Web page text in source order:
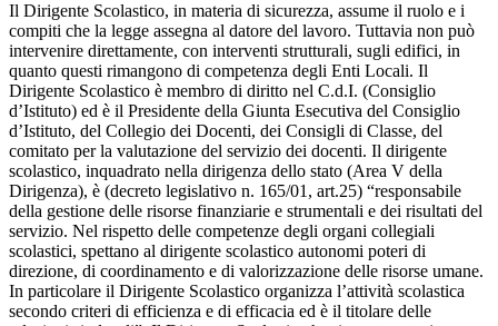
Il Dirigente Scolastico, in materia di sicurezza, assume il ruolo e i
compiti che la legge assegna al datore del lavoro. Tuttavia non può
intervenire direttamente, con interventi strutturali, sugli edifici, in
quanto questi rimangono di competenza degli Enti Locali. Il
Dirigente Scolastico è membro di diritto nel C.d.I. (Consiglio
d’Istituto) ed è il Presidente della Giunta Esecutiva del Consiglio
d’Istituto, del Collegio dei Docenti, dei Consigli di Classe, del
comitato per la valutazione del servizio dei docenti. Il dirigente
scolastico, inquadrato nella dirigenza dello stato (Area V della
Dirigenza), è (decreto legislativo n. 165/01, art.25) “responsabile
della gestione delle risorse finanziarie e strumentali e dei risultati del
servizio. Nel rispetto delle competenze degli organi collegiali
scolastici, spettano al dirigente scolastico autonomi poteri di
direzione, di coordinamento e di valorizzazione delle risorse umane.
In particolare il Dirigente Scolastico organizza l’attività scolastica
secondo criteri di efficienza e di efficacia ed è il titolare delle